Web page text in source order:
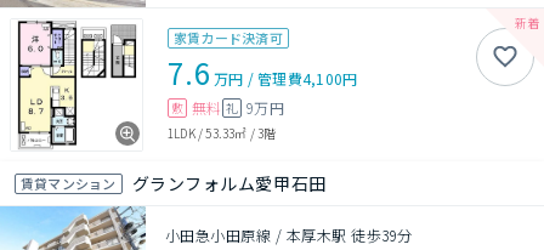
家賃カード決済可
7.6 万円 /管理費4,100円
敷 無料 礼 9万円
1LDK/53.33㎡ /3階
賃貸マンション グランフォルム愛甲石田
小田急小田原線 / 本厚木駅 徒歩39分